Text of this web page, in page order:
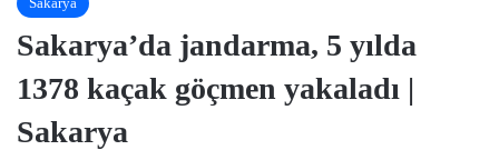
Sakarya’da jandarma, 5 yılda
1378 kaçak göçmen yakaladı |
Sakarya